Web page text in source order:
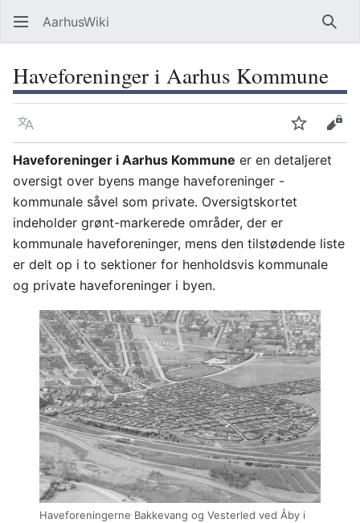
AarhusWiki Søg
Haveforeninger i Aarhus Kommune
Sprog OvervågVis
Haveforeninger i Aarhus Kommune er en detaljeret
oversigt over byens mange haveforeninger -
kommunale såvel som private. Oversigtskortet
indeholder grønt-markerede områder, der er
kommunale haveforeninger, mens den tilstødende liste
er delt op i to sektioner for henholdsvis kommunale
og private haveforeninger i byen.
Haveforeningerne Bakkevang og Vesterled ved Åby i